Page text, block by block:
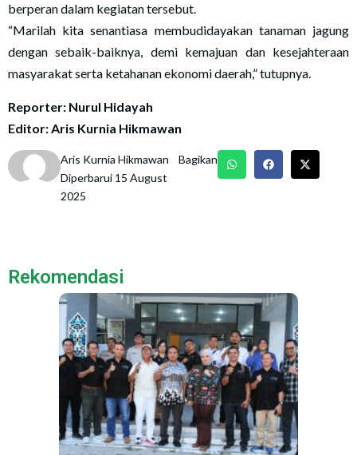
berperan dalam kegiatan tersebut.
“Marilah kita senantiasa membudidayakan tanaman jagung
dengan sebaik-baiknya, demi kemajuan dan kesejahteraan
masyarakat serta ketahanan ekonomi daerah,” tutupnya.
Reporter: Nurul Hidayah
Editor: Aris Kurnia Hikmawan
Aris Kurnia Hikmawan
Diperbarui 15 August
2025
Bagikan
Rekomendasi